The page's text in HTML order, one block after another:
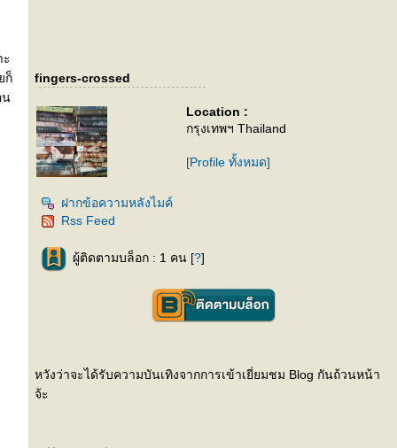
ะ
ก็
น
fingers-crossed
Location :
กรุงเทพฯ Thailand
[Profile ทั้งหมด]
ฝากข้อความหลังไมค์
Rss Feed
ผู้ติดตามบล็อก : 1 คน [?]
หวังว่าจะได้รับความบันเทิงจากการเข้าเยี่ยมชม Blog กันถ้วนหน้า
จ้ะ